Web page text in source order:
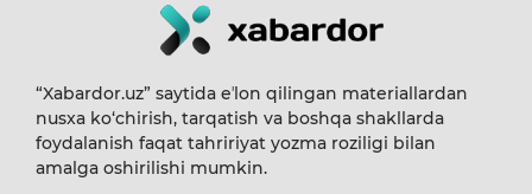
“Xabardor.uz” saytida eʼlon qilingan materiallardan
nusxa ko‘chirish, tarqatish va boshqa shakllarda
foydalanish faqat tahririyat yozma roziligi bilan
amalga oshirilishi mumkin.